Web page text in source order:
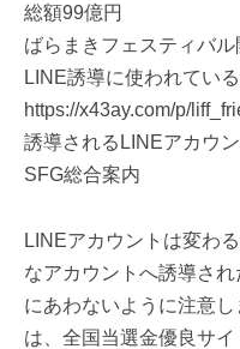
総額99億円
ばらまきフェスティバル
LINE誘導に使われてい
https://x43ay.com/p/
誘導されるLINEアカウン
SFG総合案内
LINEアカウントは変わ
なアカウントへ誘導さ
にあわないように注意
は、全国当選金優良サ